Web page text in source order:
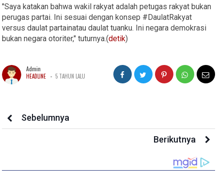
"Saya katakan bahwa wakil rakyat adalah petugas rakyat bukan
perugas partai. Ini sesuai dengan konsep #DaulatRakyat
versus daulat partainatau daulat tuanku. Ini negara demokrasi
bukan negara otoriter," tuturnya.(detik)
Admin
HEADLINE - 5 TAHUN LALU
Sebelumnya
Berikutnya